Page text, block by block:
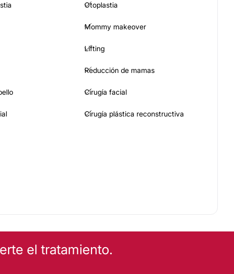
Otoplastia
Mommy makeover
Lifting
Reducción de mamas
Cirugía facial
Cirugía plástica reconstructiva
el tratamiento.